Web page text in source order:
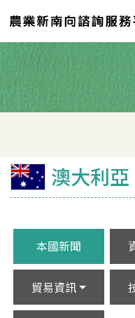
澳大利
本國新聞
貿易資訊